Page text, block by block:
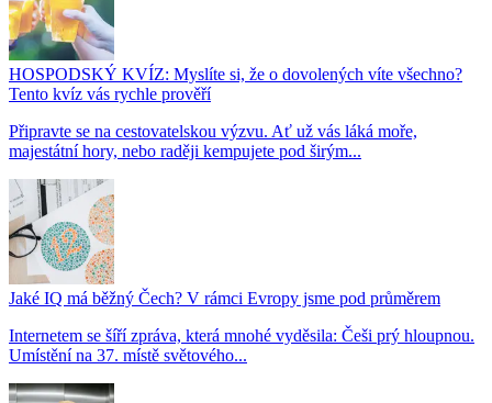
HOSPODSKÝ KVÍZ: Myslíte si, že o dovolených víte všechno?
Tento kvíz vás rychle prověří
Připravte se na cestovatelskou výzvu. Ať už vás láká moře,
majestátní hory, nebo raději kempujete pod širým...
Jaké IQ má běžný Čech? V rámci Evropy jsme pod průměrem
Internetem se šíří zpráva, která mnohé vyděsila: Češi prý hloupnou.
Umístění na 37. místě světového...